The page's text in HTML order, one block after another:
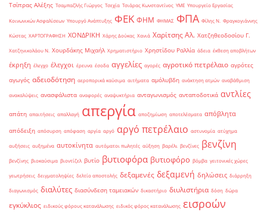
Τσίπρας Αλέξης Τσαμπαζλής Γιώργος Τσεχία Τσιάρας Κωνσταντίνος ΥΜΕ Υπουργείο Εργασίας
Κοινωνικών Ασφαλίσεων Υπουργό Ανάπτυξης ΦΕΚ ΦΗΜ ΦΗΜΑΣ ΦΠΑ Φίλης Ν. Φραγκογιάννης
Κώστας ΧΑΡΤΟΓΡΑΦΗΣΗ ΧΟΝΔΡΙΚΗ Χάρης Δούκας Χανιά Χαρίτσης Αλ. Χατζηθεοδοσίου Γ.
Χατζηνικολάου Ν. Χουρδάκης Μιχαήλ Χρηματιστήριο Χρηστίδου Ραλλία άδεια έκθεση αποβλήτων
έκρηξη έλεγχο έλεγχοι έρευνα έσοδα αγγελίες αγορές αγροτικό πετρέλαιο αγρότες
αγωγός αδειοδότηση αεροπορικά καύσιμα αιτήματα αμόλυβδη ανάκτηση ατμών αναβάθμιση
ανακαλύψεις ανασφάλιστα αναφορές αναψυκτήρια ανταγωνισμός ανταποδοτικά αντλίες
απάτη απαιτήσεις απαλλαγή απεργία αποζημίωση αποτελέσματα απόβλητα
απόδειξη απόσυρση απόφαση αργία αργό αργό πετρέλαιο αστυνομία ατύχημα
αυξήσεις αυξημένα αυτοκίνητα αυτόματοι πωλητές αύξηση βαρέλι βενζίνες βενζίνη
βενζίνης βιοκαύσιμα βιοντίζελ βυτίο βυτιοφόρα βυτιοφόρο βόμβα γειτονικές χώρες
γεωτρήσεις δειγματοληψίες δελτίο αποστολής δεξαμενές δεξαμενή δηλώσεις διάρρηξη
διαγωνισμός διαλύτες διασύνδεση ταμειακών δικαστήριο διυλιστήρια δόση δώρα
εγκύκλιος ειδικούς φόρους κατανάλωσης ειδικός φόρος κατανάλωσης εισροών